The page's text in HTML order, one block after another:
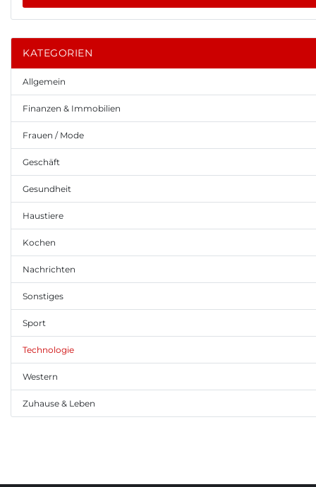
KATEGORIEN
Allgemein
Finanzen & Immobilien
Frauen / Mode
Geschäft
Gesundheit
Haustiere
Kochen
Nachrichten
Sonstiges
Sport
Technologie
Western
Zuhause & Leben